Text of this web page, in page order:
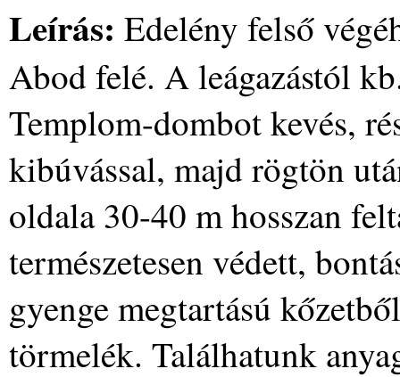
Leírás: Edelény felső
Abod felé. A leágazástól
Templom-dombot kevés,
kibúvással, majd rögtön
oldala 30-40 m hosszan
természetesen védett,
gyenge megtartású
törmelék. Találhatunk